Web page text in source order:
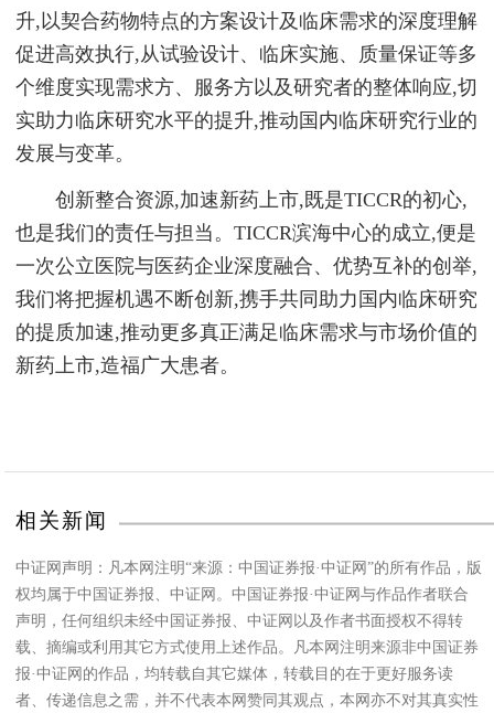
升,以契合药物特点的方案设计及临床需求的深度理解
促进高效执行,从试验设计、临床实施、质量保证等多
个维度实现需求方、服务方以及研究者的整体响应,切
实助力临床研究水平的提升,推动国内临床研究行业的
发展与变革。
创新整合资源,加速新药上市,既是TICCR的初心,
也是我们的责任与担当。TICCR滨海中心的成立,便是
一次公立医院与医药企业深度融合、优势互补的创举,
我们将把握机遇不断创新,携手共同助力国内临床研究
的提质加速,推动更多真正满足临床需求与市场价值的
新药上市,造福广大患者。
相关新闻
中证网声明：凡本网注明“来源：中国证券报·中证网”的所有作品，版
权均属于中国证券报、中证网。中国证券报·中证网与作品作者联合
声明，任何组织未经中国证券报、中证网以及作者书面授权不得转
载、摘编或利用其它方式使用上述作品。凡本网注明来源非中国证券
报·中证网的作品，均转载自其它媒体，转载目的在于更好服务读
者、传递信息之需，并不代表本网赞同其观点，本网亦不对其真实性